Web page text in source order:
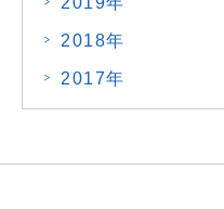
2018年
2017年